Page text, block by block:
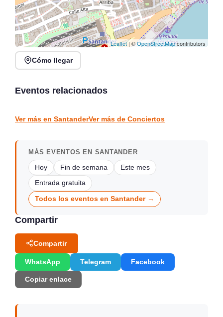
Leaflet| ©OpenStreetMapcontributors
Cómo llegar
Eventos relacionados
Rosana Garín en directo
Colindres
Ver más en SantanderVer más de Conciertos
MÁS EVENTOS EN SANTANDER
Hoy Fin de semana Este mes
Entrada gratuita
Todos los eventos en Santander →
Compartir
Compartir
WhatsApp Telegram Facebook
Copiar enlace